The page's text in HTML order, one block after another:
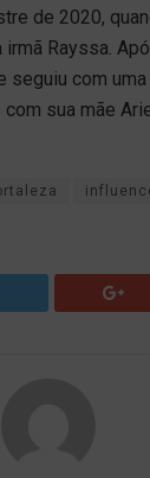
de 2020,
Rayssa.
seguiu com
sua mãe